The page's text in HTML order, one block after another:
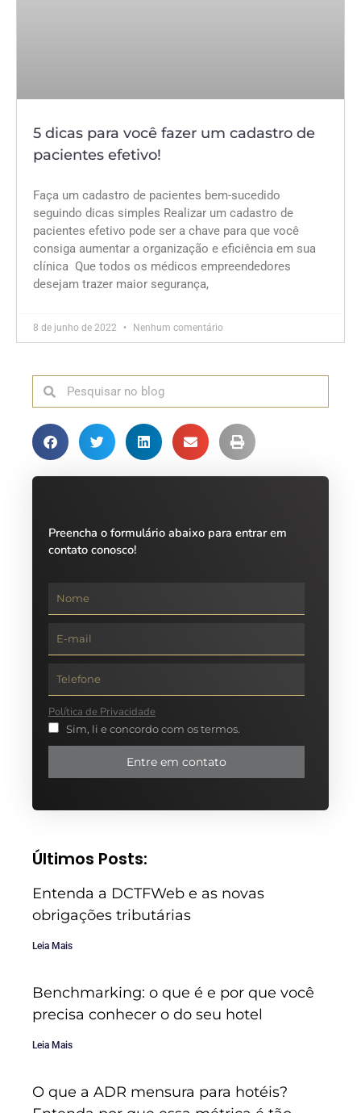
5 dicas para você fazer um cadastro de
pacientes efetivo!
Faça um cadastro de pacientes bem-sucedido
seguindo dicas simples Realizar um cadastro de
pacientes efetivo pode ser a chave para que você
consiga aumentar a organização e eficiência em sua
clínica Que todos os médicos empreendedores
desejam trazer maior segurança,
8 de junho de 2022 Nenhum comentário
Preencha o formulário abaixo para entrar em
contato conosco!
Política de Privacidade
Sim, li e concordo com os termos.
Entre em contato
Últimos Posts:
Entenda a DCTFWeb e as novas
obrigações tributárias
Leia Mais
Benchmarking: o que é e por que você
precisa conhecer o do seu hotel
Leia Mais
O que a ADR mensura para hotéis?